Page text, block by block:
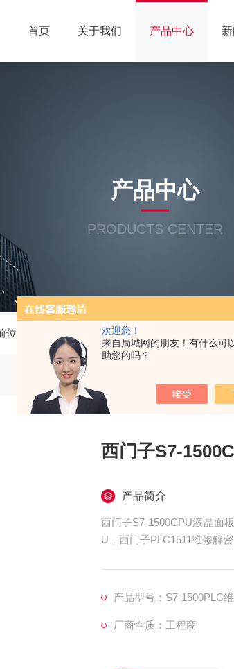
欢迎您！
来自局域网的朋友！有什么可
助您的吗？
首页 关于我们 产品中心
产品中心
PRODUCTS CENTER
位置： 产品中心
西门子S7-
产品简介
西门子S7-1500CPU液晶面
U，西门子PLC1511维修解
产品型号：S7-1500PLC
厂商性质：工程商